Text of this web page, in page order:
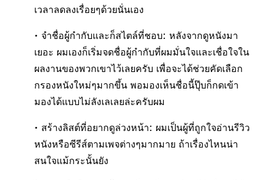
เวลาลดลงเรื่อยๆด้วยนั่นเอง
• จำชื่อผู้กำกับและก็สไตล์ที่ชอบ: หลังจากดูหนังมา
เยอะ ผมเองก็เริ่มจดชื่อผู้กำกับที่ผมมั่นใจและเชื่อใจใน
ผลงานของพวกเขาไว้เลยครับ เพื่อจะได้ช่วยคัดเลือก
กรองหนังใหม่ๆมากขึ้น พอมองเห็นชื่อนี้ปุ๊บก็กดเข้า
มองได้แบบไม่ลังเลเลยล่ะครับผม
• สร้างลิสต์ที่อยากดูล่วงหน้า: ผมเป็นผู้ที่ถูกใจอ่านรีวิว
หนังหรือซีรีส์ตามเพจต่างๆมากมาย ถ้าเรื่องไหนน่า
สนใจแม้กระนั้นยัง